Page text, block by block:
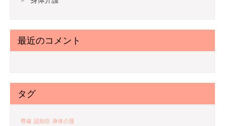
最近のコメント
タグ
尊厳 認知症 身体介護